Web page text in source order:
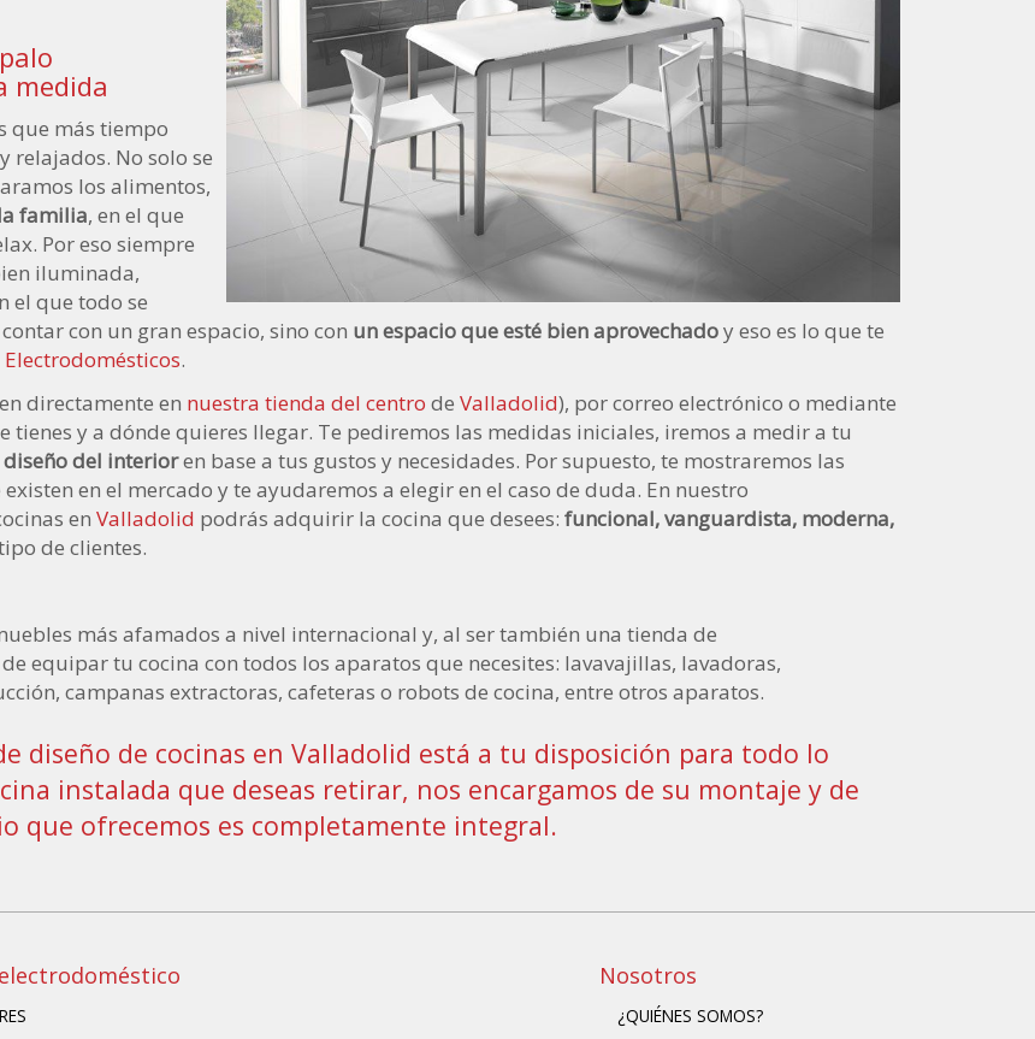
medida
que más tiempo
relajados. No solo se
los alimentos,
familia, en el que
Por eso siempre
iluminada,
el que todo se
con un gran espacio, sino con un espacio que esté bien aprovechadoy eso es lo que te
.
directamente en nuestra tienda del centro de Valladolid), por correo electrónico o mediante
y a dónde quieres llegar. Te pediremos las medidas iniciales, iremos a medir a tu
diseño del interioren base a tus gustos y necesidades. Por supuesto, te mostraremos las
en el mercado y te ayudaremos a elegir en el caso de duda. En nuestro
en Valladolid podrás adquirir la cocina que desees: funcional, vanguardista, moderna,
de clientes.
más afamados a nivel internacional y, al ser también una tienda de
equipar tu cocina con todos los aparatos que necesites: lavavajillas, lavadoras,
campanas extractoras, cafeteras o robots de cocina, entre otros aparatos.
diseño de cocinas en Valladolid está a tu disposición para todo lo
instalada que deseas retirar, nos encargamos de su montaje y de
que ofrecemos es completamente integral.
Nosotros
¿QUIÉNES SOMOS?